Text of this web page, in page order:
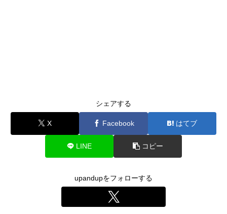
シェアする
X Facebook はてブ
LINE コピー
upandupをフォローする